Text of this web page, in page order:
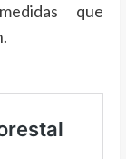
que